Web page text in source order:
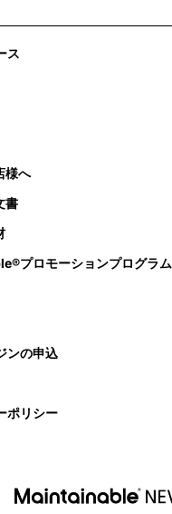
ス
様へ
書
プロモーションプログラム
ンの申込
ポリシー